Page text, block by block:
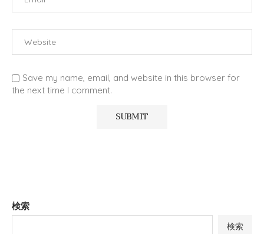
Save my name, email, and website in this browser for
the next time I comment.
検索
検索